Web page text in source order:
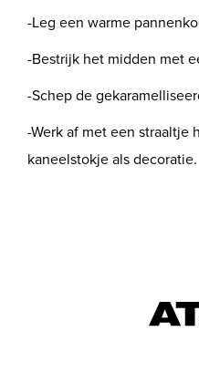
-Leg een warme
-Bestrijk het midden met
-Schep de
-Werk af met een straaltje
kaneelstokje als decoratie.